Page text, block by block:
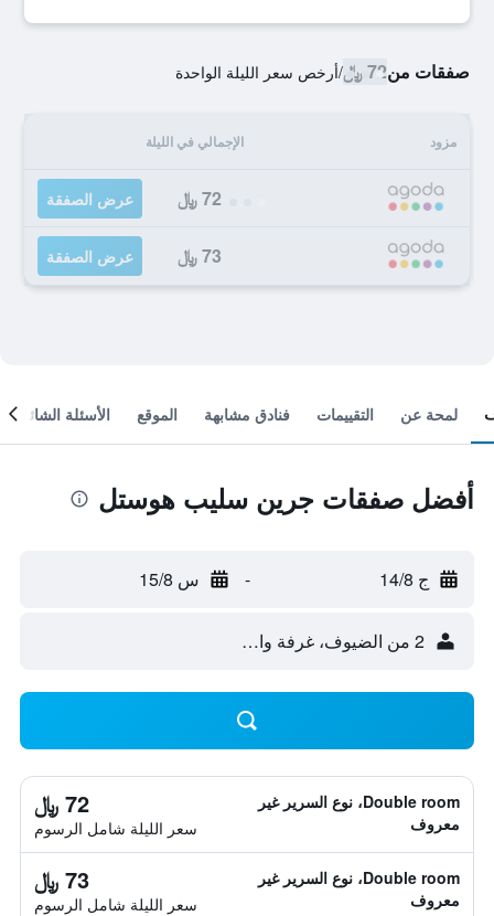
صفقات من72 ﷼ /أرخص سعر الليلة الواحدة
مزود الإجمالي في الليلة
72 ﷼ عرض الصفقة
73 ﷼ عرض الصفقة
لمحة عن التقييمات فنادق مشابهة الموقع الأسئلة الشائعة
أفضل صفقات جرين سليب هوستل
ج 14/8 - س 15/8
2 من الضيوف، غرفة واحدة
Double room، نوع السرير غير
معروف
72 ﷼
سعر الليلة شامل الرسوم
Double room، نوع السرير غير
معروف
73 ﷼
سعر الليلة شامل الرسوم